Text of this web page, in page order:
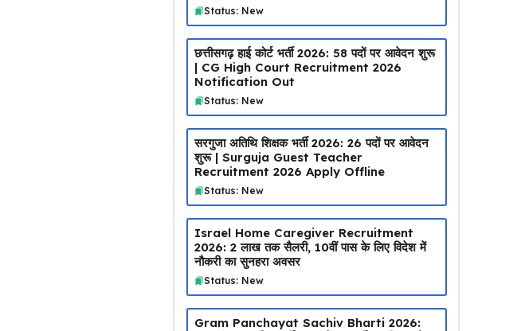
Status: New
छत्तीसगढ़ हाई कोर्ट भर्ती 2026: 58 पदों पर आवेदन शुरू
| CG High Court Recruitment 2026
Notification Out
Status: New
सरगुजा अतिथि शिक्षक भर्ती 2026: 26 पदों पर आवेदन
शुरू | Surguja Guest Teacher
Recruitment 2026 Apply Offline
Status: New
Israel Home Caregiver Recruitment
2026: ₹2 लाख तक सैलरी, 10वीं पास के लिए विदेश में
नौकरी का सुनहरा अवसर
Status: New
Gram Panchayat Sachiv Bharti 2026: